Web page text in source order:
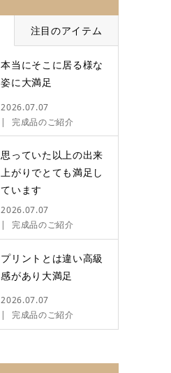
注目のアイテム
本当にそこに居る様な
姿に大満足
2026.07.07
完成品のご紹介
思っていた以上の出来
上がりでとても満足し
ています
2026.07.07
完成品のご紹介
プリントとは違い高級
感があり大満足
2026.07.07
完成品のご紹介